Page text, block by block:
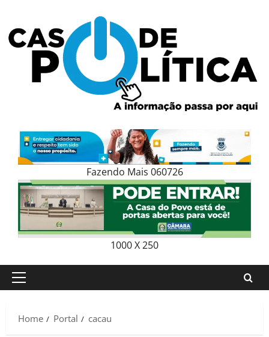
content
Fazendo Mais 060726
1000 X 250
Primary
Home
Portal cacau